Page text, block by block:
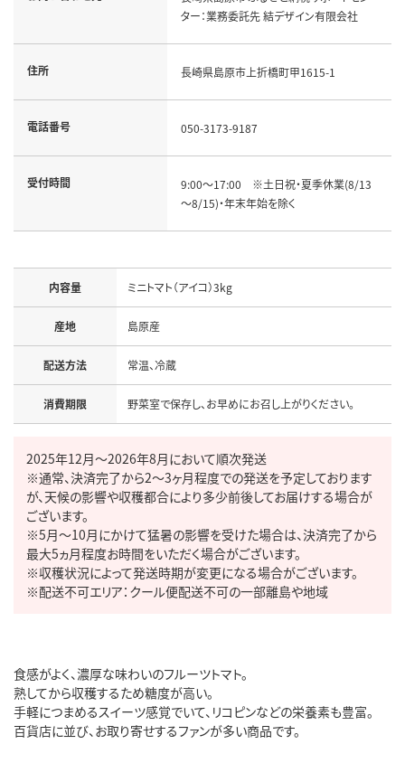
ター：業務委託先 結デザイン有限会社
住所 長崎県島原市上折橋町甲1615-1
電話番号 050-3173-9187
受付時間
9:00～17:00　※土日祝・夏季休業(8/13
～8/15)・年末年始を除く
内容量
産地
配送方法
消費期限
2025年12月～2026年8月において順次発送
※通常、決済完了から2～3ヶ月程度での発送を予定しております
が、天候の影響や収穫都合により多少前後してお届けする場合が
ございます。
※5月～10月にかけて猛暑の影響を受けた場合は、決済完了から
最大5ヵ月程度お時間をいただく場合がございます。
※収穫状況によって発送時期が変更になる場合がございます。
食感がよく、濃厚な味わいのフルーツトマト。
熟してから収穫するため糖度が高い。
手軽につまめるスイーツ感覚でいて、リコピンなどの栄養素も豊富。
百貨店に並び、お取り寄せするファンが多い商品です。